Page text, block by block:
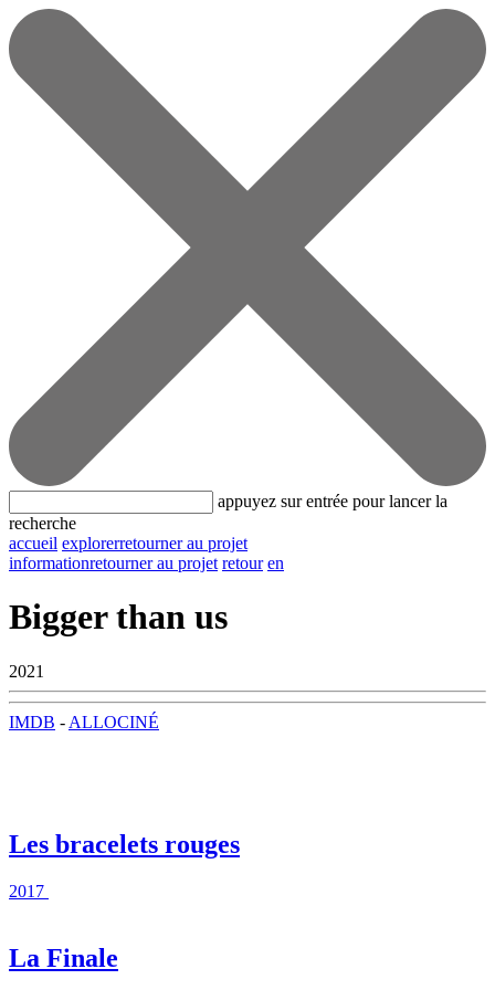
appuyez sur entrée pour lancer la
recherche
accueil explorerretourner au projet
informationretourner au projet retour en
Bigger than us
2021
IMDB - ALLOCINÉ
Les bracelets rouges
2017
La Finale